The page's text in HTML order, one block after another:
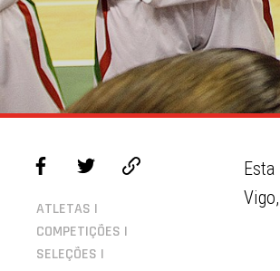
ATLETAS |
COMPETIÇÕES |
SELEÇÕES |